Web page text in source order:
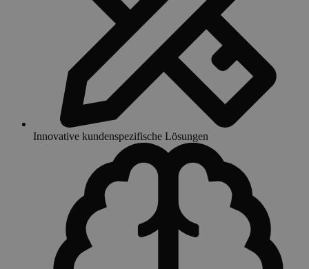
Innovative kundenspezifische Lösungen